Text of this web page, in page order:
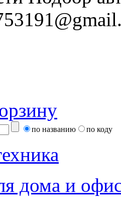
по названию по коду
дома и